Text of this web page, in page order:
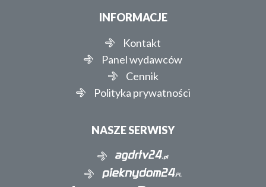
INFORMACJE
Kontakt
Panel wydawców
Cennik
Polityka prywatności
NASZE SERWISY